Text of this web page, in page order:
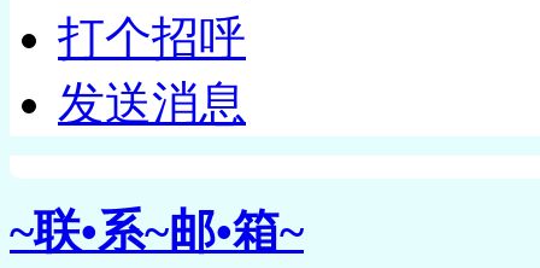
打个招呼
发送消息
~联•系~邮•箱~